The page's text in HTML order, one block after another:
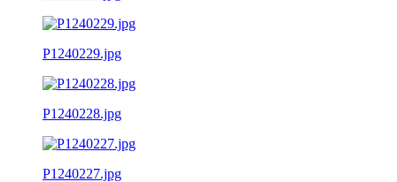
P1240229.jpg
P1240228.jpg
P1240227.jpg